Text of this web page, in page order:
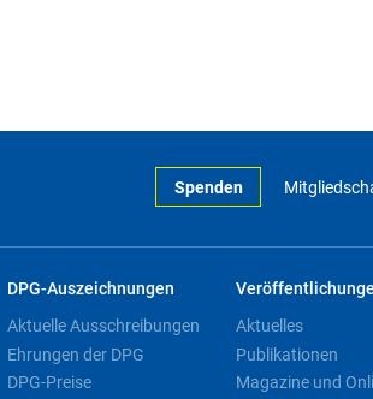
Spenden
DPG-Auszeichnungen
Aktuelle Ausschreibungen
Ehrungen der DPG
DPG-Preise
Aktuelles
Publikationen
Magazine und